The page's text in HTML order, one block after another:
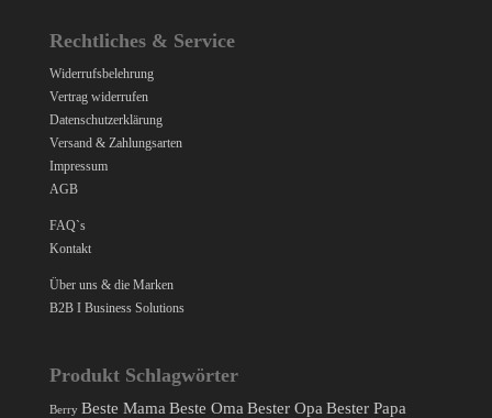
Rechtliches & Service
Widerrufsbelehrung
Vertrag widerrufen
Datenschutzerklärung
Versand & Zahlungsarten
Impressum
AGB
FAQ`s
Kontakt
Über uns & die Marken
B2B I Business Solutions
Produkt Schlagwörter
Berry Beste Mama Beste Oma Bester Opa Bester Papa